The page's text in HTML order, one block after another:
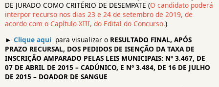
DE JURADO COMO CRITÉRIO DE DESEMPATE (O candidato poderá
interpor recurso nos dias 23 e 24 de setembro de 2019, de
acordo com o Capítulo XIII, do Edital do Concurso.)
► Clique aqui para visualizar o RESULTADO FINAL, APÓS
PRAZO RECURSAL, DOS PEDIDOS DE ISENÇÃO DA TAXA DE
INSCRIÇÃO AMPARADO PELAS LEIS MUNICIPAIS: Nº 3.467, DE
07 DE ABRIL DE 2015 – CADÚNICO, E Nº 3.484, DE 16 DE JULHO
DE 2015 – DOADOR DE SANGUE